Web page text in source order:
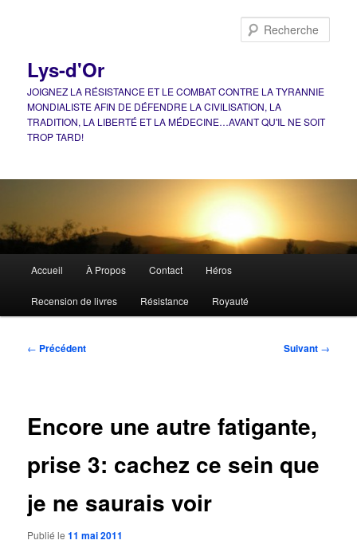
Lys-d'Or
JOIGNEZ LA RÉSISTANCE ET LE COMBAT CONTRE LA TYRANNIE
MONDIALISTE AFIN DE DÉFENDRE LA CIVILISATION, LA
TRADITION, LA LIBERTÉ ET LA MÉDECINE…AVANT QU'IL NE SOIT
TROP TARD!
principal
Accueil À Propos Contact Héros
Recension de livres Résistance Royauté
Navigation
← Précédent Suivant →
Encore une autre fatigante,
prise 3: cachez ce sein que
je ne saurais voir
Publié le11 mai 2011